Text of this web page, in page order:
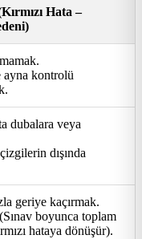
Hata –
ayna kontrolü
dubalara veya
dışında
geriye kaçırmak.
boyunca toplam
hataya dönüşür).